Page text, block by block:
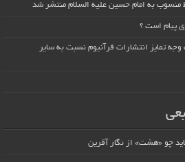
منسوب به امام حسین علیه السلام منتشر شد
پیام است ؟
تمایز انتشارات قرآنیوم نسبت به سایر
چو «هشت» از نگار آفرین